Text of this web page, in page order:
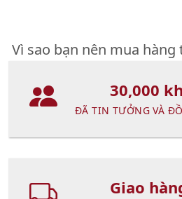
Vì sao bạn nên mua
30,000
ĐÃ TIN TƯỞNG VÀ
Giao